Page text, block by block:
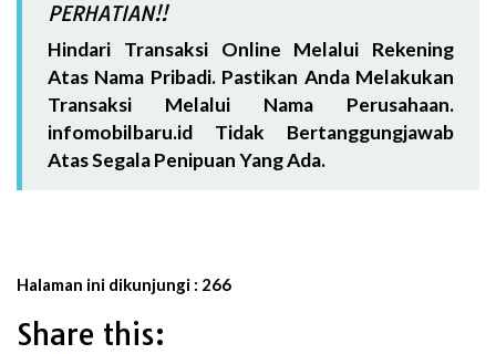
PERHATIAN!!
Hindari Transaksi Online Melalui Rekening
Atas Nama Pribadi. Pastikan Anda Melakukan
Transaksi Melalui Nama Perusahaan.
infomobilbaru.id Tidak Bertanggungjawab
Atas Segala Penipuan Yang Ada.
Halaman ini dikunjungi : 266
Share this: